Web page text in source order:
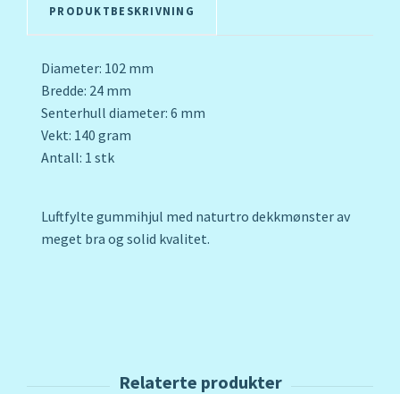
PRODUKTBESKRIVNING
Diameter: 102 mm
Bredde: 24 mm
Senterhull diameter: 6 mm
Vekt: 140 gram
Antall: 1 stk
Luftfylte gummihjul med naturtro dekkmønster av
meget bra og solid kvalitet.